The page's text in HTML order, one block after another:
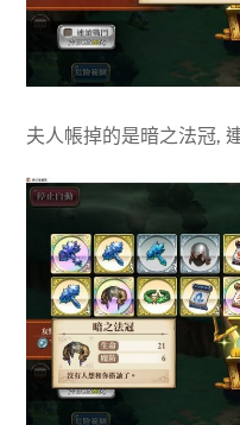
夫人帳掉的是暗之法冠,